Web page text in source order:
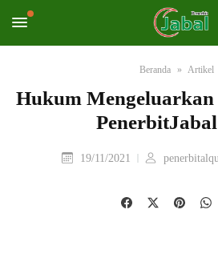
Beranda Artikel
Hukum Mengeluarkan
19/11/2021